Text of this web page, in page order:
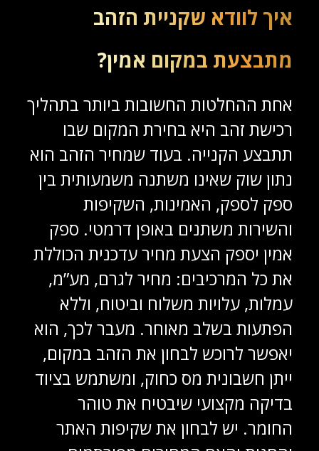
איך לוודא שקניית הזהב
מתבצעת במקום אמין?
אחת ההחלטות החשובות ביותר בתהליך
רכישת זהב היא בחירת המקום שבו
תתבצע הקנייה. בעוד שמחיר הזהב הוא
נתון שוק שאינו משתנה משמעותית בין
ספק לספק, האמינות, השקיפות
והשירות משתנים באופן דרמטי. ספק
אמין יספק הצעת מחיר עדכנית הכוללת
את כל המרכיבים: מחיר לגרם, מע”מ,
עמלות, עלויות משלוח וביטוח, וללא
הפתעות בשלב מאוחר. מעבר לכך, הוא
יאפשר לרוכש לבחון את הזהב במקום,
ייתן חשבונית מס כחוק, ומשתמש בציוד
בדיקה מקצועי שיבטיח את טוהר
החומר. יש לבחון את שקיפות האתר